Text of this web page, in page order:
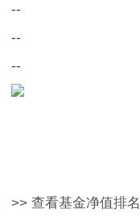
--
--
--
>> 查看基金净值排名